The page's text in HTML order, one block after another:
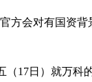
方会对有国资
17日）就万科